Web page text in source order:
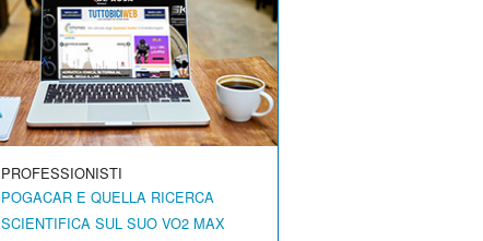
PROFESSIONISTI
POGACAR E QUELLA RICERCA
SCIENTIFICA SUL SUO VO2 MAX